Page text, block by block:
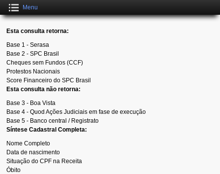
Menu
Esta consulta retorna:
Base 1 - Serasa
Base 2 - SPC Brasil
Cheques sem Fundos (CCF)
Protestos Nacionais
Score Financeiro do SPC Brasil
Esta consulta não retorna:
Base 3 - Boa Vista
Base 4 - Quod Ações Judiciais em fase de execução
Base 5 - Banco central / Registrato
Síntese Cadastral Completa:
Nome Completo
Data de nascimento
Situação do CPF na Receita
Óbito